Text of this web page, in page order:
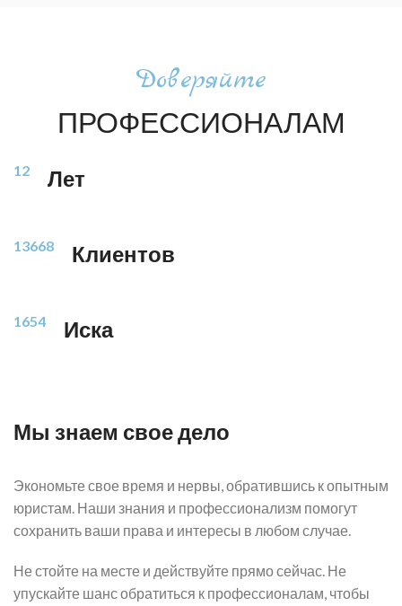
Доверяйте
ПРОФЕССИОНАЛАМ
12 Лет
13668 Клиентов
1654 Иска
Мы знаем свое дело
Экономьте свое время и нервы, обратившись к опытным
юристам. Наши знания и профессионализм помогут
сохранить ваши права и интересы в любом случае.
Не стойте на месте и действуйте прямо сейчас. Не
упускайте шанс обратиться к профессионалам, чтобы